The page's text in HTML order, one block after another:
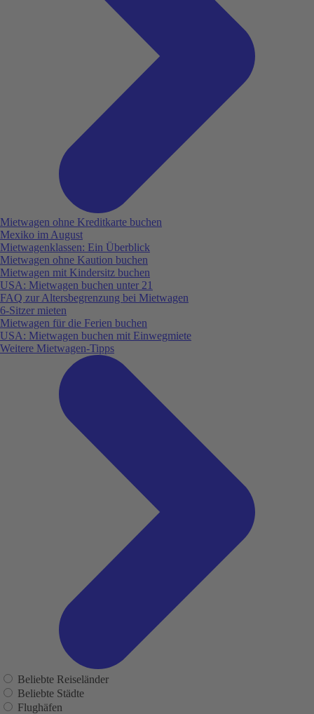
Mietwagen ohne Kreditkarte buchen
Mexiko im August
Mietwagenklassen: Ein Überblick
Mietwagen ohne Kaution buchen
Mietwagen mit Kindersitz buchen
USA: Mietwagen buchen unter 21
FAQ zur Altersbegrenzung bei Mietwagen
6-Sitzer mieten
Mietwagen für die Ferien buchen
USA: Mietwagen buchen mit Einwegmiete
Weitere Mietwagen-Tipps
Beliebte Reiseländer
Beliebte Städte
Flughäfen